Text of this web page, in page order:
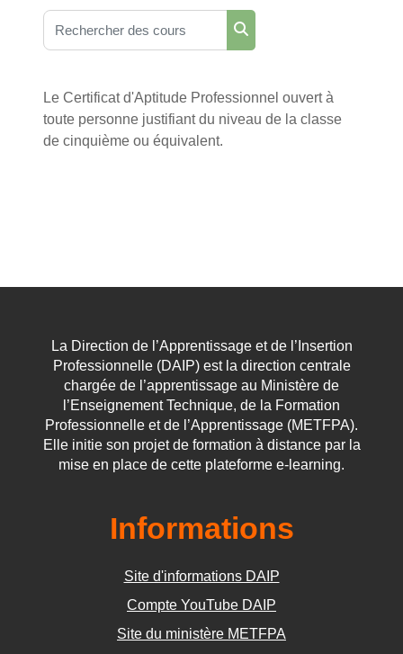
Rechercher des cours
Rechercher des cours
Le Certificat d'Aptitude Professionnel ouvert à
toute personne justifiant du niveau de la classe
de cinquième ou équivalent.
La Direction de l’Apprentissage et de l’Insertion
Professionnelle (DAIP) est la direction centrale
chargée de l’apprentissage au Ministère de
l’Enseignement Technique, de la Formation
Professionnelle et de l’Apprentissage (METFPA).
Elle initie son projet de formation à distance par la
mise en place de cette plateforme e-learning.
Informations
Site d'informations DAIP
Compte YouTube DAIP
Site du ministère METFPA